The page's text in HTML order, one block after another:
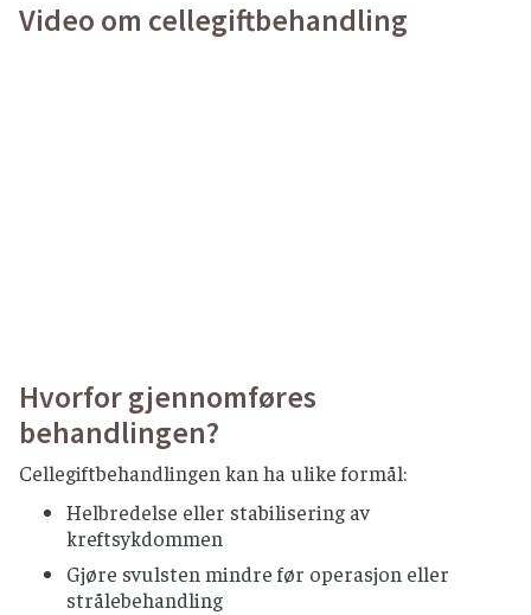
Video om cellegiftbehandling
Hvorfor gjennomføres
behandlingen?
Cellegiftbehandlingen kan ha ulike formål:
Helbredelse eller stabilisering av
kreftsykdommen
Gjøre svulsten mindre før operasjon eller
strålebehandling